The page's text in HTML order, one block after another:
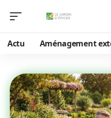
Actu Aménagement